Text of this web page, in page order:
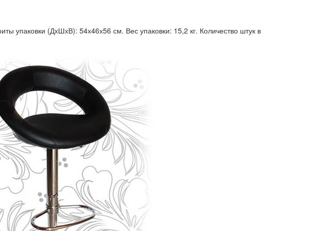
упаковки (ДхШхВ): 54х46х56 см. Вес упаковки: 15,2 кг. Количество штук в